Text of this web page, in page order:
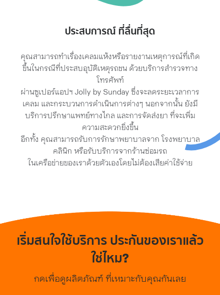
ประสบการณ์ ที่ลื่นที่สุด
คุณสามารถทำเรื่องเคลมแห้งหรือรายงานเหตุการณ์ที่เกิด
ขึ้นในกรณีที่ประสบอุบัติเหตุรถชน ด้วยบริการสำรวจทาง
โทรศัพท์
ผ่านซูเปอร์แอปฯ Jolly by Sunday ซึ่งจะลดระยะเวลาการ
เคลม และกระบวนการดำเนินการต่างๆ นอกจากนั้น ยังมี
บริการปรึกษาแพทย์ทางไกล และการจัดส่งยา ที่จะเพิ่ม
ความสะดวกยิ่งขึ้น
อีกทั้ง คุณสามารถรับการรักษาพยาบาลจาก โรงพยาบาล
คลินิก หรือรับบริการจากร้านซ่อมรถ
ในเครือข่ายของเราด้วยตัวเองโดยไม่ต้องเสียค่าใช้จ่าย
เริ่มสนใจใช้บริการ ประกันของเราแล้ว
ใช่ไหม?
กดเพื่อดูผลิตภัณฑ์ ที่เหมาะกับคุณกันเลย